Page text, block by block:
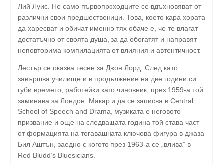
Лий Луис. Не само първопроходците се вдъхновяват от
различни свои предшественици. Това, което кара хората
да харесват и обичат именно тях обаче е, че те влагат
достатъчно от своята душа, за да обогатят и направят
неповторима компилацията от влияния и автентичност.
Лестър се оказва тесен за Джон Лорд. След като
завършва училище и в продължение на две години си
губи времето, работейки като чиновник, през 1959-а той
заминава за Лондон. Макар и да се записва в Central
School of Speech and Drama, музиката е неговото
призвание и още на следващата година той става част
от формацията на тогавашната ключова фигура в джаза
Бил Аштън, заедно с когото през 1963-а се „влива” в
Red Bludd’s Bluesicians.